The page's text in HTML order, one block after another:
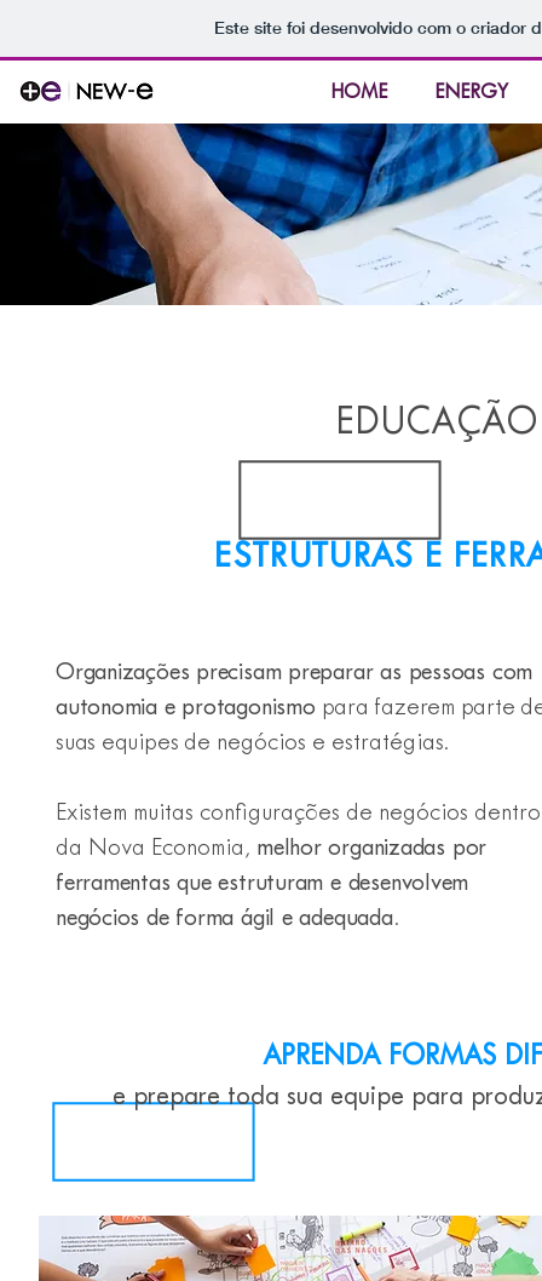
Este site foi desenvolvido com o criador
HOME ENERGY
ESTRUTURAS E
Organizações precisam preparar as pessoas com
autonomia e protagonismo para fazerem parte
suas equipes de negócios e estratégias.
Existem muitas configurações de negócios dentro
da Nova Economia, melhor organizadas por
ferramentas que estruturam e desenvolvem
negócios de forma ágil e adequada.
APRENDA FORMAS
e prepare toda sua equipe para